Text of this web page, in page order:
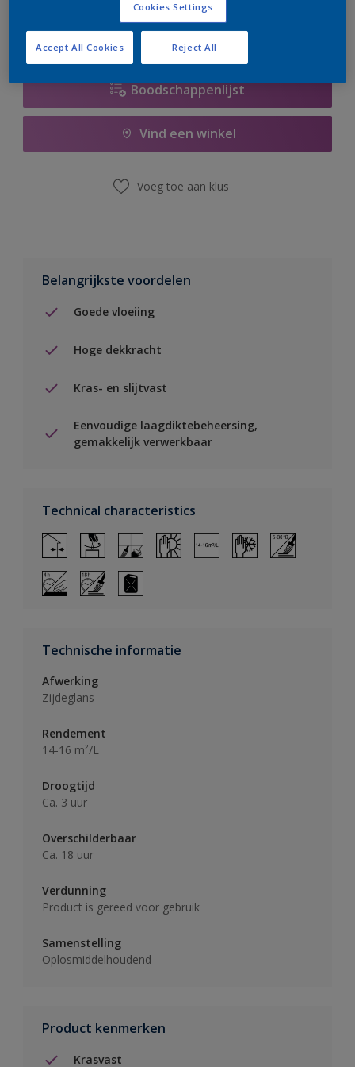
Boodschappenlijst
Vind een winkel
Voeg toe aan klus
Belangrijkste voordelen
Goede vloeiing
Hoge dekkracht
Kras- en slijtvast
Eenvoudige laagdiktebeheersing,
gemakkelijk verwerkbaar
Technical characteristics
Technische informatie
Afwerking
Zijdeglans
Rendement
14-16 m²/L
Droogtijd
Ca. 3 uur
Overschilderbaar
Ca. 18 uur
Verdunning
Product is gereed voor gebruik
Samenstelling
Oplosmiddelhoudend
Product kenmerken
Krasvast
Cookies Settings
Reject All
Accept All Cookies